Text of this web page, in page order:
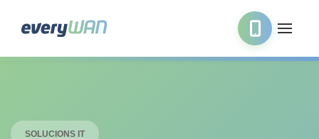
SOLUCIONS IT